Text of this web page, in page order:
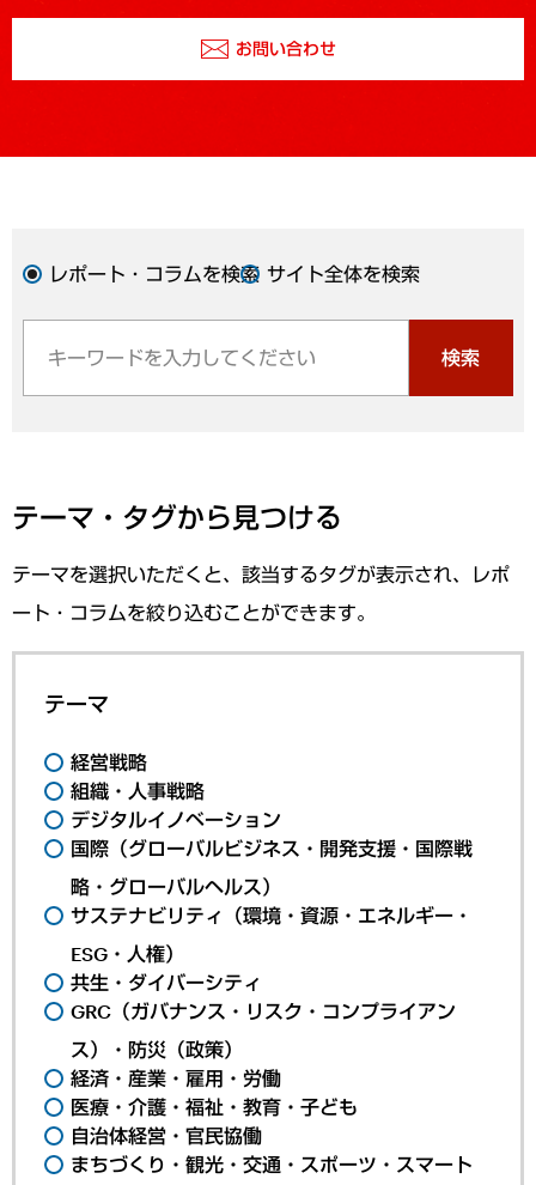
お問い合わせ
レポート・コラムを検索 サイト全体を検索
検索
テーマ・タグから見つける
テーマを選択いただくと、該当するタグが表示され、レポ
ート・コラムを絞り込むことができます。
テーマ
経営戦略
組織・人事戦略
デジタルイノベーション
国際（グローバルビジネス・開発支援・国際戦
略・グローバルヘルス）
サステナビリティ（環境・資源・エネルギー・
ESG・人権）
共生・ダイバーシティ
GRC（ガバナンス・リスク・コンプライアン
ス）・防災（政策）
経済・産業・雇用・労働
医療・介護・福祉・教育・子ども
自治体経営・官民協働
まちづくり・観光・交通・スポーツ・スマート